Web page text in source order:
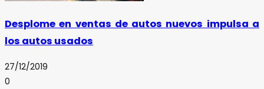
Desplome en ventas de autos nuevos impulsa a
los autos usados
27/12/2019
0